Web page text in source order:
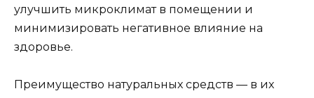
улучшить микроклимат в помещении и
минимизировать негативное влияние на
здоровье.
Преимущество натуральных средств — в их